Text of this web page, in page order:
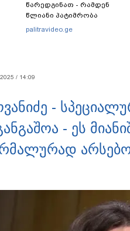
წარედგინათ - რამდენ
წლიანი პატიმრობა
ემუქრებათ
palitravideo.ge
/ 14:09
-
- ეს